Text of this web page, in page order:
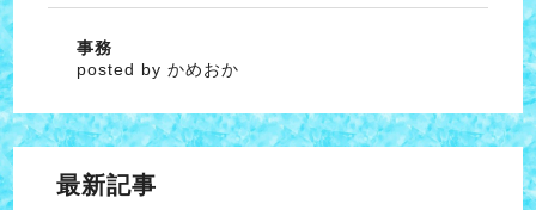
事務
posted by かめおか
最新記事